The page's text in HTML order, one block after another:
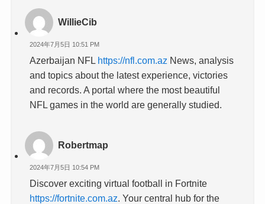
WillieCib
2024年7月5日 10:51 PM
Azerbaijan NFL https://nfl.com.az News, analysis
and topics about the latest experience, victories
and records. A portal where the most beautiful
NFL games in the world are generally studied.
Robertmap
2024年7月5日 10:54 PM
Discover exciting virtual football in Fortnite
https://fortnite.com.az. Your central hub for the